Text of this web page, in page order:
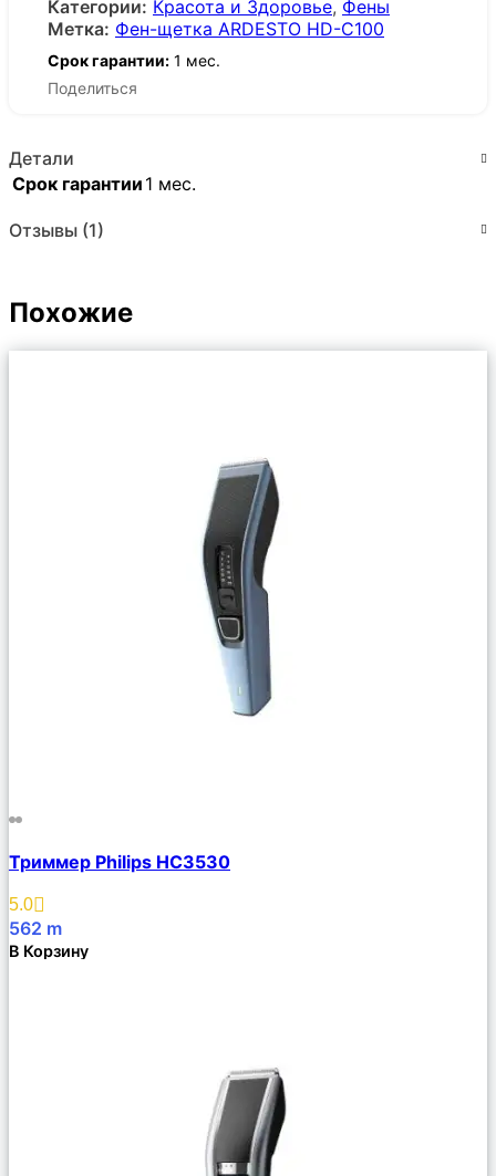
Категории: Красота и Здоровье, Фены
Метка: Фен-щетка ARDESTO HD-C100
Срок гарантии: 1 мес.
Поделиться
Детали
Срок гарантии 1 мес.
Отзывы (1)
Похожие
Описание
Избранное
Триммер Philips HC3530
5.0
562 m
В Корзину